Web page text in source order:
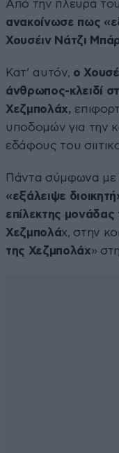
Από την πλευρά
ανακοίνωσε πως
Χουσέιν Νάτζι
Κατ’ αυτόν, ο
άνθρωπος-κλειδί
Χεζμπολάχ,
υποδομών για την
εδάφους του
Πάντα σύμφωνα με
«εξάλειψε
επίλεκτης μονάδας
Χεζμπολάχ, στην
της Χεζμπολάχ»